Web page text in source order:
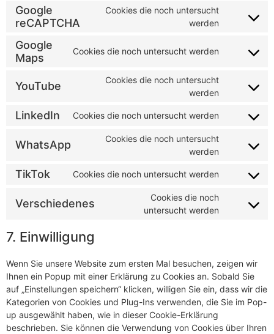
Google
reCAPTCHA
Cookies die noch untersucht
werden
Google
Maps
Cookies die noch untersucht werden
YouTube
Cookies die noch untersucht
werden
LinkedIn Cookies die noch untersucht werden
WhatsApp
Cookies die noch untersucht
werden
TikTok Cookies die noch untersucht werden
Verschiedenes
Cookies die noch
untersucht werden
7. Einwilligung
Wenn Sie unsere Website zum ersten Mal besuchen, zeigen wir
Ihnen ein Popup mit einer Erklärung zu Cookies an. Sobald Sie
auf „Einstellungen speichern“ klicken, willigen Sie ein, dass wir die
Kategorien von Cookies und Plug-Ins verwenden, die Sie im Pop-
up ausgewählt haben, wie in dieser Cookie-Erklärung
beschrieben. Sie können die Verwendung von Cookies über Ihren